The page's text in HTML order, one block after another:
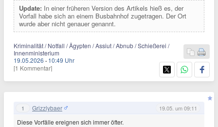
Update: In einer früheren Version des Artikels hieß es, der
Vorfall habe sich an einem Busbahnhof zugetragen. Der Ort
wurde aber nicht genauer genannt.
Kriminalität / Notfall / Ägypten / Assiut / Abnub / Schießerei /
Innenministerium
19.05.2026 · 10:49 Uhr
[1 Kommentar]
1 Grizzlybaer 19.05. um 09:11
Diese Vorfälle ereignen sich immer öfter.